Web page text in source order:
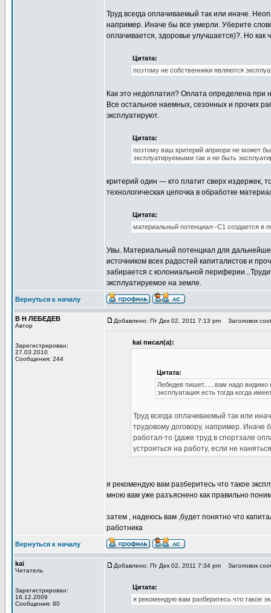
Труд всегда оплачиваемый так или иначе.
например. Иначе бы все умерли. Уберите
оплачивается, здоровье улучшается)?. Но
Цитата:
поэтому не собственники являются
Как это недоплатил? Оплата определена при
Все остальное наемных, сезонных и прочих
эксплуатируют.
Цитата:
поэтому ваш критерий априори не может
эксплуатируемыми так и не быть
критерий один — кто платит сверх издержек,
технологическая цепочка в обработке
Цитата:
материальный потенциал--С1 создается в
Увы. Материальный потенциал для
источником всех радостей капиталистов и
забирается с колониальной
эксплуатируемое на земле.
Вернуться к началу
В Н ЛЕБЕДЕВ
Автор
Зарегистрирован:
27.03.2010
Сообщения: 244
Добавлено: Пт Дек 02, 2011 7:13 pm Заголовок
kai писал(а):
Цитата:
Лебедев пишет......вам надо видимо
эксплуатация есть тогда когда
Труд всегда оплачиваемый так или
трудовому договору, например.
работал-то (даже труд в спортзале
устроиться на работу, если не
я рекомендую вам разберитесь что такое
мною вам уже разъяснено как правильно
затем , надеюсь вам ,будет понятно что
работника
Вернуться к началу
kai
Читатель
Зарегистрирован:
16.12.2009
Сообщения: 80
Добавлено: Пт Дек 02, 2011 7:34 pm Заголовок
Цитата:
я рекомендую вам разберитесь что такое